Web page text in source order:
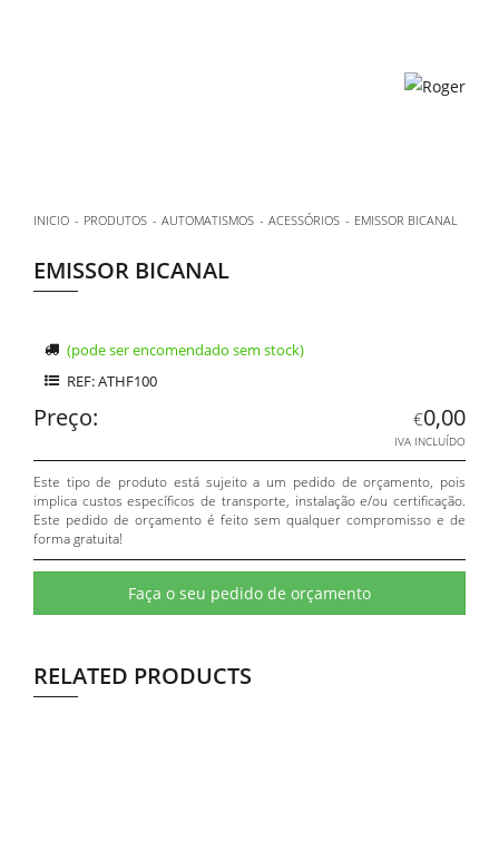
INICIO PRODUTOS AUTOMATISMOS ACESSÓRIOS EMISSOR BICANAL
EMISSOR BICANAL
(pode ser encomendado sem stock)
REF: ATHF100
Preço: €0,00
IVA INCLUÍDO
Este tipo de produto está sujeito a um pedido de orçamento, pois
implica custos específicos de transporte, instalação e/ou certificação.
Este pedido de orçamento é feito sem qualquer compromisso e de
forma gratuita!
Faça o seu pedido de orçamento
RELATED PRODUCTS